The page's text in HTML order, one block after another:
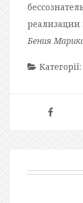
реализации
Бения
Категорії: